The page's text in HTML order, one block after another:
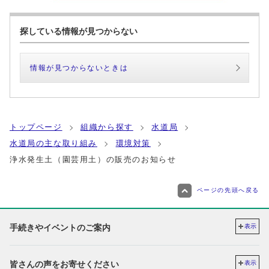
探している情報が見つからない
情報が見つからないときは
トップページ 組織から探す
水道局
水道局の主な取り組み
環境対策
浄水発生土（園芸用土）の販売のお知らせ
ページの先頭へ戻る
手続きやイベントのご案内 表示
皆さんの声をお寄せください 表示